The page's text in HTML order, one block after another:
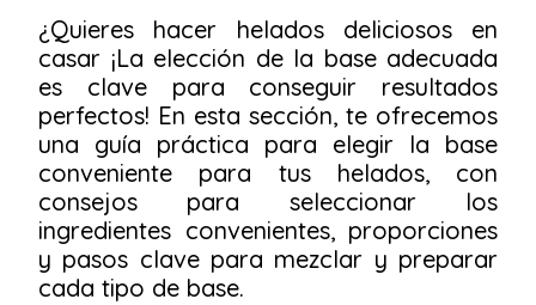
¿Quieres hacer helados deliciosos en
casar ¡La elección de la base adecuada
es clave para conseguir resultados
perfectos! En esta sección, te ofrecemos
una guía práctica para elegir la base
conveniente para tus helados, con
consejos para seleccionar los
ingredientes convenientes, proporciones
y pasos clave para mezclar y preparar
cada tipo de base.